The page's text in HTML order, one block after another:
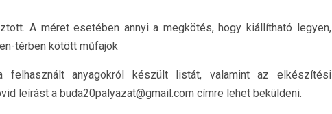
A méret esetében annyi a megkötés, hogy kiállítható legyen,
térben kötött műfajok
felhasznált anyagokról készült listát, valamint az elkészítési
leírást a buda20palyazat@gmail.com címre lehet beküldeni.